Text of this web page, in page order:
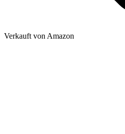
Verkauft von Amazon